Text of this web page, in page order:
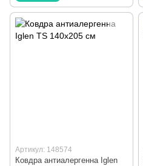
Артикул: 148574
Ковдра антиалергенна Iglen